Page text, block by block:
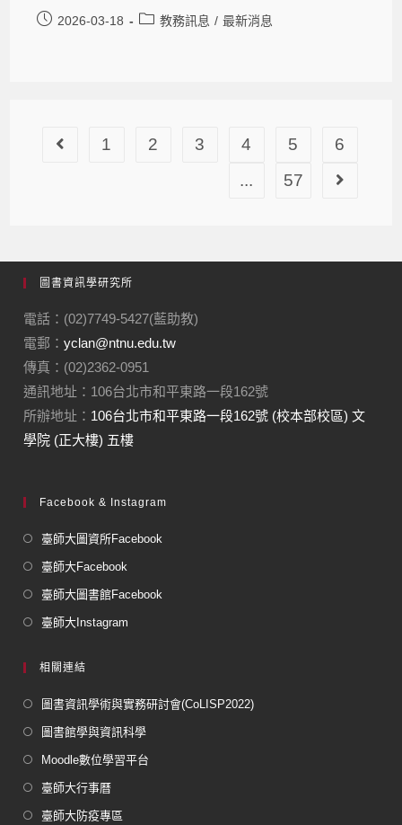
2026-03-18 教務訊息 / 最新消息
1 2 3 4 5
6
...
57
圖書資訊學研究所
電話：(02)7749-5427(藍助教)
電郵：yclan@ntnu.edu.tw
傳真：(02)2362-0951
通訊地址：106台北市和平東路一段162號
所辦地址： 106台北市和平東路一段162號 (校本部校區) 文
學院 (正大樓) 五樓
Facebook & Instagram
臺師大圖資所Facebook
臺師大Facebook
臺師大圖書館Facebook
臺師大Instagram
相關連結
圖書資訊學術與實務研討會(CoLISP2022)
圖書館學與資訊科學
Moodle數位學習平台
臺師大行事曆
臺師大防疫專區